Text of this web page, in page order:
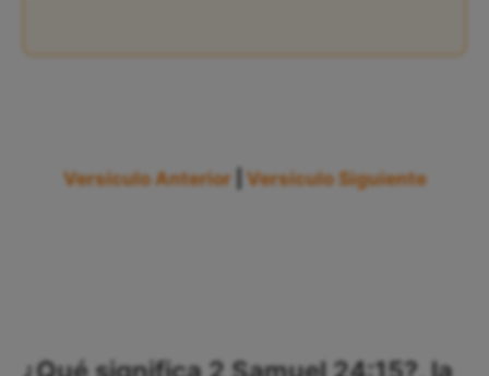
Versículo Anterior Versículo Siguiente